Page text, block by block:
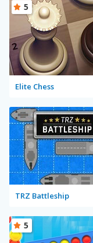
Elite Chess
5
TRZ Battleship
5